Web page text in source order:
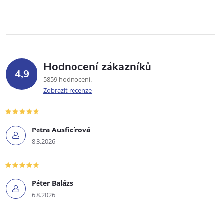
4,9 Hodnocení zákazníků
5859 hodnocení
Zobrazit recenze
Petra Ausficírová
8.8.2026
Péter Balázs
6.8.2026